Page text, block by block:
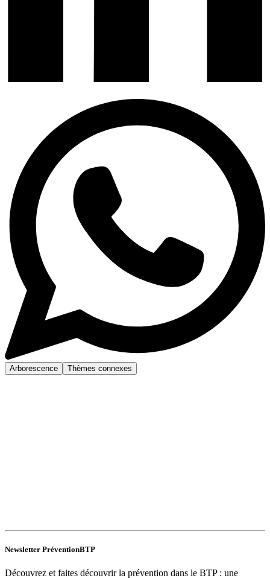
Arborescence Thèmes connexes
Newsletter PréventionBTP
Découvrez et faites découvrir la prévention dans le BTP : une